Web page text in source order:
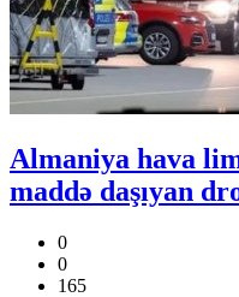
Almaniya hava
maddə daşıyan
0
0
165